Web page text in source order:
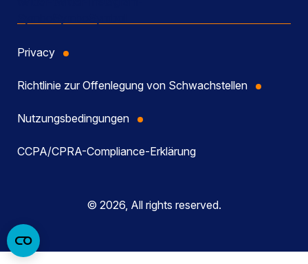
Privacy
Richtlinie zur Offenlegung von Schwachstellen
Nutzungsbedingungen
CCPA/CPRA-Compliance-Erklärung
© 2026, All rights reserved.